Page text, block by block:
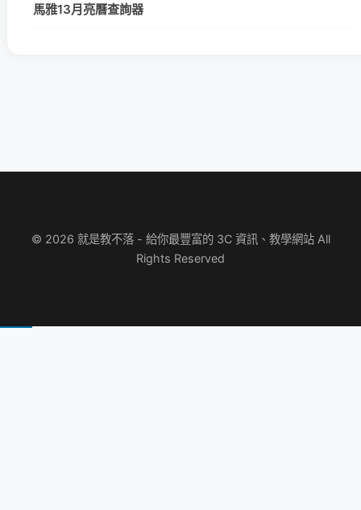
馬雅13月亮曆查詢器
© 2026 就是教不落 - 給你最豐富的 3C 資訊、教學網站 All
Rights Reserved